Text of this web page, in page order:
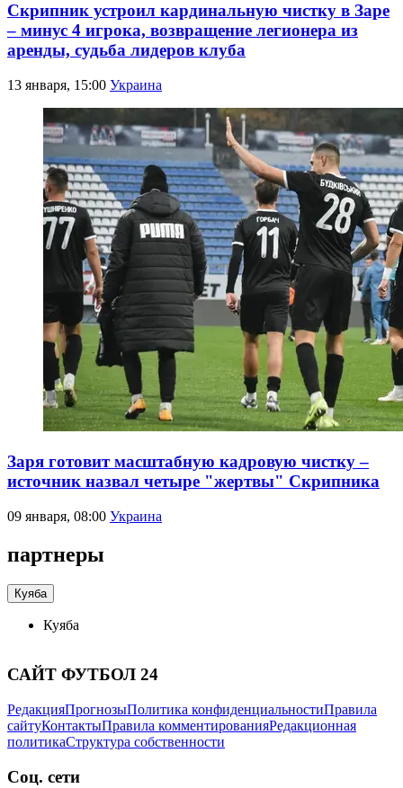
Скрипник устроил кардинальную чистку в Заре
– минус 4 игрока, возвращение легионера из
аренды, судьба лидеров клуба
13 января, 15:00 Украина
Заря готовит масштабную кадровую чистку –
источник назвал четыре "жертвы" Скрипника
09 января, 08:00 Украина
партнеры
Куяба
Куяба
САЙТ ФУТБОЛ 24
РедакцияПрогнозыПолитика конфиденциальностиПравила
сайтуКонтактыПравила комментированияРедакционная
политикаСтруктура собственности
Соц. сети